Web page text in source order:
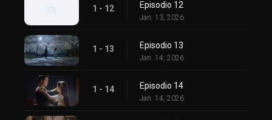
1 - 12 Episodio 12
Jan. 13, 2026
1 - 13 Episodio 13
Jan. 14, 2026
1 - 14 Episodio 14
Jan. 14, 2026